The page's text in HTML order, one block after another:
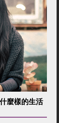
麼樣的生活